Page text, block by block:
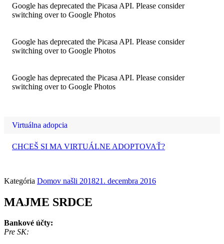
Google has deprecated the Picasa API. Please consider
switching over to Google Photos
Google has deprecated the Picasa API. Please consider
switching over to Google Photos
Google has deprecated the Picasa API. Please consider
switching over to Google Photos
Virtuálna adopcia
CHCEŠ SI MA VIRTUÁLNE ADOPTOVAŤ?
Kategória Domov našli 201821. decembra 2016
MAJME SRDCE
Bankové účty:
Pre SK: